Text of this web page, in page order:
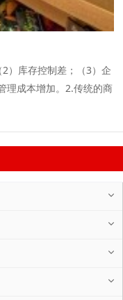
）库存控制差；（3）企
理成本增加。2.传统的商
速度快，传统纸张和电